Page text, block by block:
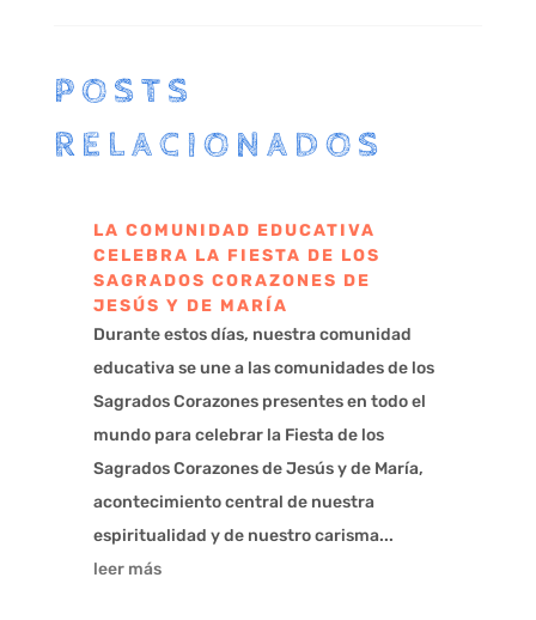
POSTS
RELACIONADOS
LA COMUNIDAD EDUCATIVA
CELEBRA LA FIESTA DE LOS
SAGRADOS CORAZONES DE
JESÚS Y DE MARÍA
Durante estos días, nuestra comunidad
educativa se une a las comunidades de los
Sagrados Corazones presentes en todo el
mundo para celebrar la Fiesta de los
Sagrados Corazones de Jesús y de María,
acontecimiento central de nuestra
espiritualidad y de nuestro carisma...
leer más